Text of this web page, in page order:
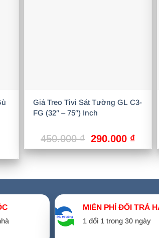
Giá Treo Tivi Sát Tường GL C3-
FG (32″ – 75″) Inch
450.000₫ Giá
gốc
là:
290.000 ₫Giá
hiện
tại
MIỄN PHÍ ĐỔI TRẢ
1 đổi 1 trong 30 ngày